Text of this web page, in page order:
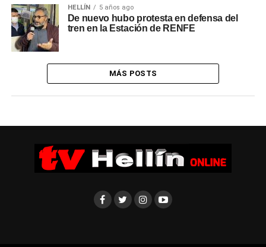
HELLÍN 5 años ago
De nuevo hubo protesta en defensa del
tren en la Estación de RENFE
MÁS POSTS